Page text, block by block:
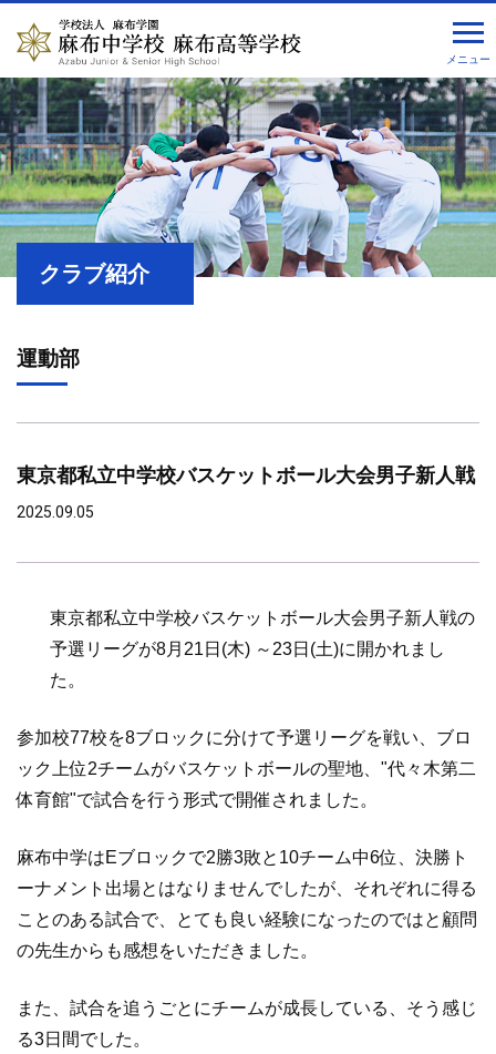
メニュー
クラブ紹介
運動部
東京都私立中学校バスケットボール大会男子新人戦
2025.09.05
東京都私立中学校バスケットボール大会男子新人戦の
予選リーグが8月21日(木) ～23日(土)に開かれまし
た。
参加校77校を8ブロックに分けて予選リーグを戦い、 ブロ
ック上位2チームがバスケットボールの聖地、"代々木第二
体育館"で試合を行う形式で開催されました。
麻布中学はEブロックで2勝3敗と10チーム中6位、 決勝ト
ーナメント出場とはなりませんでしたが、それぞれに得る
ことのある試合で、
とても良い経験になったのではと顧問
の先生からも感想をいただき ました。
また、試合を追うごとにチームが成長している、 そう感じ
る3日間でした。